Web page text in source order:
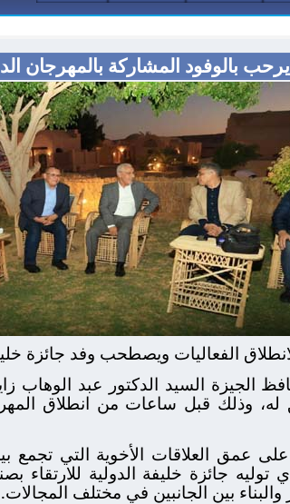
بالوفود المشاركة بالمهرجان
الفعاليات ويصطحب وفد جائزة
السيد الدكتور عبد الوهاب
له، وذلك قبل ساعات من انطلاق
عمق العلاقات الأخوية التي تجمع
توليه جائزة خليفة الدولية
بين الجانبين في مختلف المجالات.